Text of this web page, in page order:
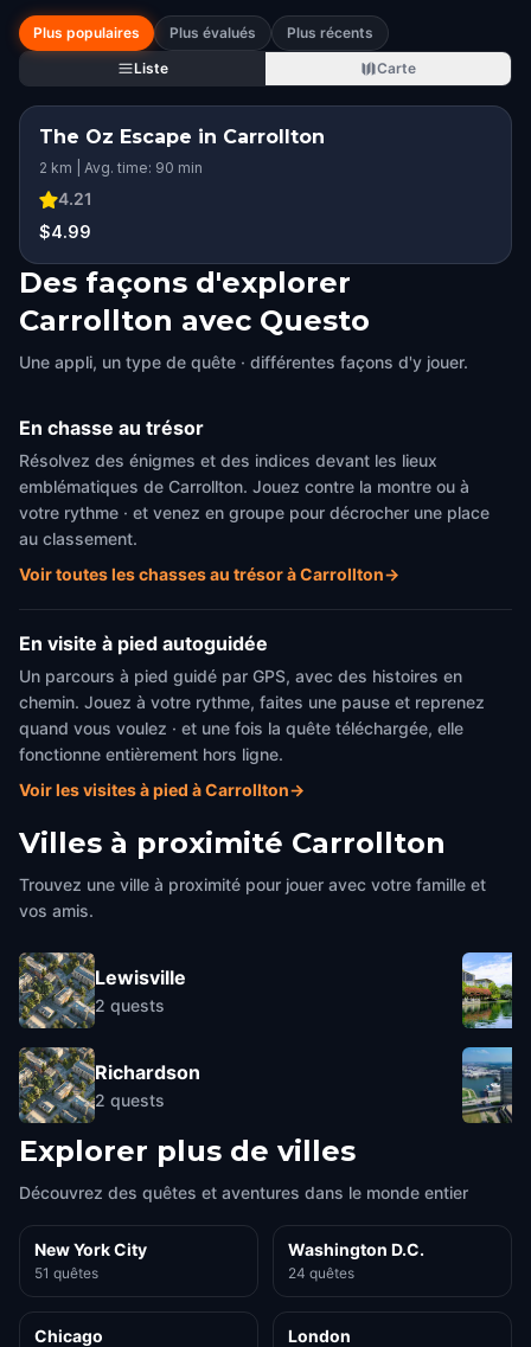
Plus populaires Plus évalués
Plus récents
Liste
Carte
The Oz Escape in Carrollton
2 km | Avg. time: 90 min
4.21
$4.99
Des façons d'explorer
Carrollton avec Questo
Une appli, un type de quête · différentes façons d'y jouer.
En chasse au trésor
Résolvez des énigmes et des indices devant les lieux
emblématiques de Carrollton. Jouez contre la montre ou à
votre rythme · et venez en groupe pour décrocher une place
au classement.
Voir toutes les chasses au trésor à Carrollton→
En visite à pied autoguidée
Un parcours à pied guidé par GPS, avec des histoires en
chemin. Jouez à votre rythme, faites une pause et reprenez
quand vous voulez · et une fois la quête téléchargée, elle
fonctionne entièrement hors ligne.
Voir les visites à pied à Carrollton→
Villes à proximité Carrollton
Trouvez une ville à proximité pour jouer avec votre famille et
vos amis.
Lewisville
2 quests
Richardson
2 quests
Explorer plus de villes
Découvrez des quêtes et aventures dans le monde entier
New York City
51 quêtes
Washington D.C.
24 quêtes
Chicago London